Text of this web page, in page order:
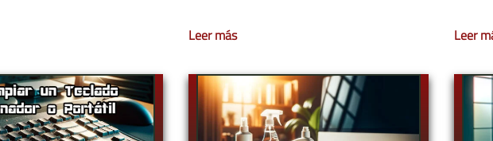
Leer más Leer